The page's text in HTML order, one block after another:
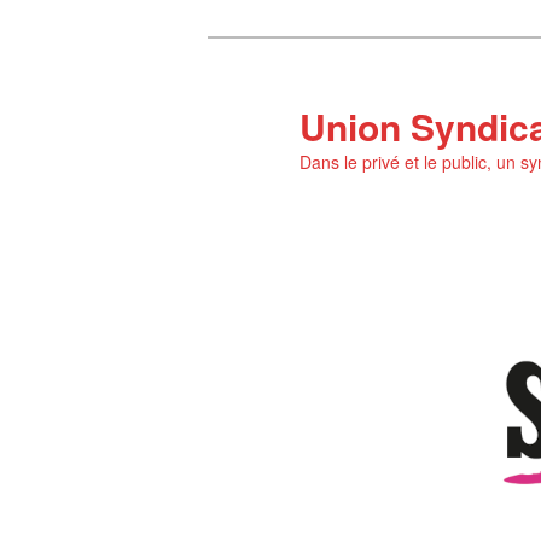
Union
Dans le privé et le public, un